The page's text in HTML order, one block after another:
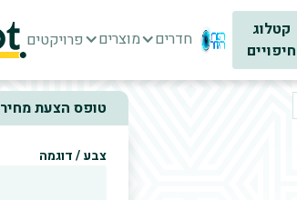
פרויקטים מוצרים חדרים
קטלוג
חיפויים
טופס הצעת מחיר
צבע / דוגמה